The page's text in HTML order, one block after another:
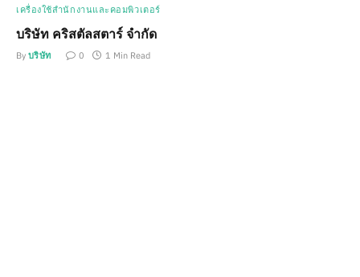
เครื่องใช้สำนักงานและคอมพิวเตอร์
บริษัท คริสตัลสตาร์ จำกัด
By บริษัท 0 1 Min Read